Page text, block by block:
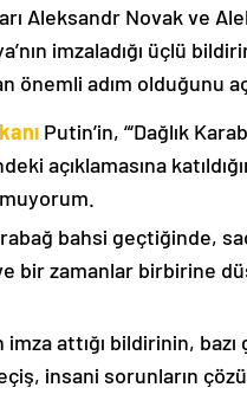
Aleksandr Novak ve
imzaladığı üçlü
önemli adım olduğunu
Putin’in, “‘Dağlık
açıklamasına
bahsi geçtiğinde,
ve bir zamanlar birbirine
attığı bildirinin,
insani sorunların